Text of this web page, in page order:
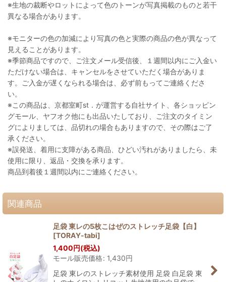
※生地の裁断やロットによって色のトーンが写真掲載のものと若干
異なる場合があります。
※モニターの色の加減により写真の色と実際の商品の色が異なって
見えることがあります。
※季節商品ですので、ご注文メール受信後、１週間以内にご入金い
ただけない場合は、キャンセルをさせていただく場合がありま
す。ご入金が遅くなられる場合は、必ず前もってご連絡くださ
い。
※この商品は、京都室町st．が運営する自社サイト、各ショッピン
グモール、ヤフオク他にも出品いたしており、ご注文のタイミン
グによりましては、品切れの場合もありますので、その際はご了
承ください。
※誤発送、着用に支障がある商品、ひどい汚れがありましたら、未
使用に限り、返品・交換を承ります。
商品到着後１週間以内にご連絡ください。
関連商品
足袋 東レの5枚こはぜのストレッチ足袋【白】
[TORAY-tabi]
1,400円(税込)
モール販売価格: 1,430円
足袋 東レのストレッチ素材使用 足袋 白足袋 東